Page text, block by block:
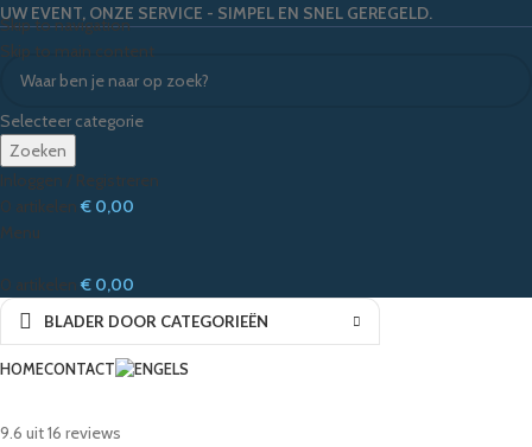
Skip to navigation
Skip to main content
UW EVENT, ONZE SERVICE - SIMPEL EN SNEL GEREGELD.
Selecteer categorie
Zoeken
Inloggen / Registreren
0 artikelen € 0,00
Menu
0 artikelen € 0,00
BLADER DOOR CATEGORIEËN
HOMECONTACT
9.6 uit 16 reviews